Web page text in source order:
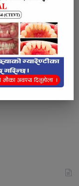
डुबेर १८ महिनाका
लिएर फरार
चलान